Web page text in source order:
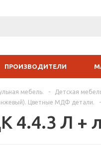
ПРОИЗВОДИТЕЛИ
мебель. - Детская
Цветные МДФ детали.
-
4.4.3 Л +